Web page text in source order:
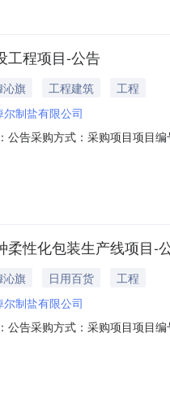
工程项目-公告
沁旗 工程建筑
工程
制盐有限公司
告采购方式：采购项目项目
林郭勒盟东乌珠穆沁旗西55
柔性化包装生产线项目-
沁旗 日用百货
工程
制盐有限公司
告采购方式：采购项目项目
：内蒙古锡林郭勒盟东乌珠